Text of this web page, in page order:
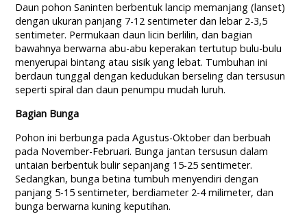
Daun pohon Saninten berbentuk lancip memanjang (lanset)
dengan ukuran panjang 7-12 sentimeter dan lebar 2-3,5
sentimeter. Permukaan daun licin berlilin, dan bagian
bawahnya berwarna abu-abu keperakan tertutup bulu-bulu
menyerupai bintang atau sisik yang lebat. Tumbuhan ini
berdaun tunggal dengan kedudukan berseling dan tersusun
seperti spiral dan daun penumpu mudah luruh.
Bagian Bunga
Pohon ini berbunga pada Agustus-Oktober dan berbuah
pada November-Februari. Bunga jantan tersusun dalam
untaian berbentuk bulir sepanjang 15-25 sentimeter.
Sedangkan, bunga betina tumbuh menyendiri dengan
panjang 5-15 sentimeter, berdiameter 2-4 milimeter, dan
bunga berwarna kuning keputihan.